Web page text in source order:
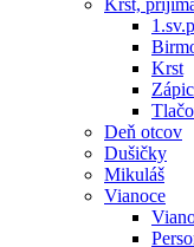
Krst,
Krst
Deň otcov
Dušičky
Mikuláš
Vianoce